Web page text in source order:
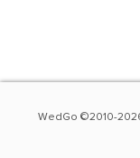
WedGo ©2010-